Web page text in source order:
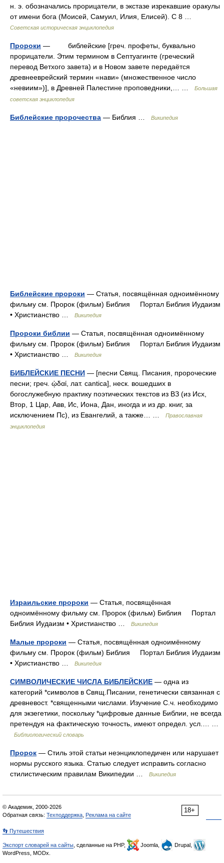
н. э. обозначались прорицатели, в экстазе изрекавшие оракулы
от имени бога (Моисей, Самуил, Илия, Елисей). С 8 …
Советская историческая энциклопедия
Пророки — библейские [греч. профеты, буквально
прорицатели. Этим термином в Септуагинте (греческий
перевод Ветхого завета) и в Новом завете передаётся
древнееврейский термин «нави» (множественное число
«невиим»)], в Древней Палестине проповедники,… …
Большая
советская энциклопедия
Библейские пророчества — Библия … Википедия
Библейские пророки — Статья, посвящённая одноимённому
фильму см. Пророк (фильм) Библия Портал Библия Иудаизм
• Христианство …
Википедия
Пророки библии — Статья, посвящённая одноимённому
фильму см. Пророк (фильм) Библия Портал Библия Иудаизм
• Христианство …
Википедия
БИБЛЕЙСКИЕ ПЕСНИ — [песни Свящ. Писания, пророческие
песни; греч. ᾠδαί, лат. cantica], неск. вошедших в
богослужебную практику поэтических текстов из ВЗ (из Исх,
Втор, 1 Цар, Авв, Ис, Иона, Дан, иногда и из др. книг, за
исключением Пс), из Евангелий, а также… …
Православная
энциклопедия
Израильские пророки — Статья, посвящённая
одноимённому фильму см. Пророк (фильм) Библия Портал
Библия Иудаизм • Христианство …
Википедия
Малые пророки — Статья, посвящённая одноимённому
фильму см. Пророк (фильм) Библия Портал Библия Иудаизм
• Христианство …
Википедия
СИМВОЛИЧЕСКИЕ ЧИСЛА БИБЛЕЙСКИЕ — одна из
категорий *символов в Свящ.Писании, генетически связанная с
древневост. *священными числами. Изучение С.ч. необходимо
для экзегетики, поскольку *цифровые данные Библии, не всегда
претендуя на фактическую точность, имеют определ. усл.… …
Библиологический словарь
Пророк — Стиль этой статьи неэнциклопедичен или нарушает
нормы русского языка. Статью следует исправить согласно
стилистическим правилам Википедии …
Википедия
18+
© Академик, 2000-2026
Обратная связь: Техподдержка Реклама на сайте
👣 Путешествия
Экспорт словарей на сайты , сделанные на PHP, Joomla,
Drupal,
WordPress, MODx.